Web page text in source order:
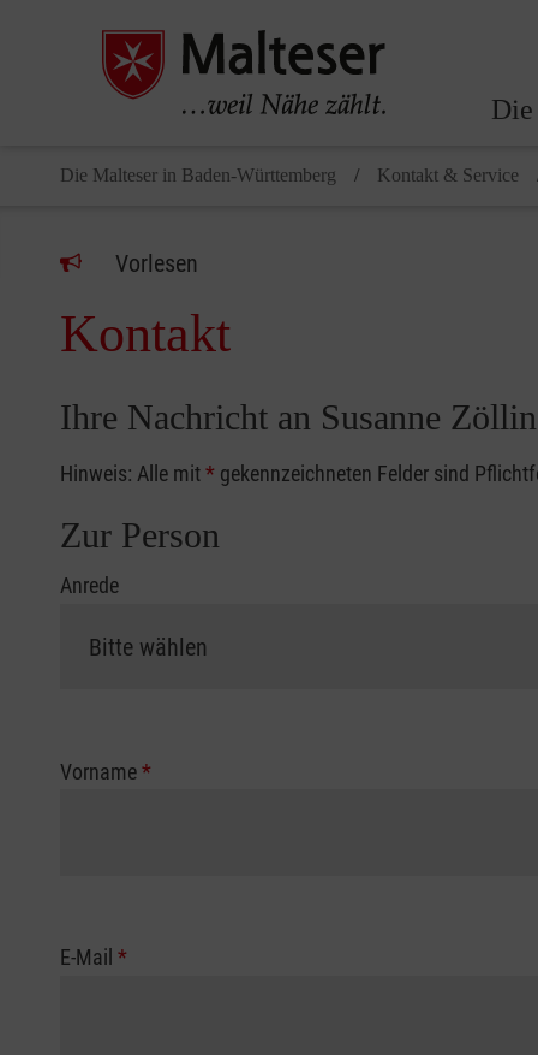
Die Malteser in Baden-Württemberg Kontakt & Service
Vorlesen
Kontakt
Ihre Nachricht an Susanne Zöllin
Hinweis: Alle mit* gekennzeichneten Felder sind
Zur Person
Anrede
Vorname*
E-Mail *